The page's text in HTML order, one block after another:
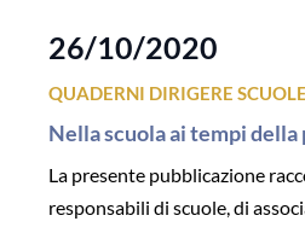
26/10/2020
QUADERNI DIRIGERE SCUOLE
Nella scuola ai tempi della
La presente pubblicazione
responsabili di scuole, di